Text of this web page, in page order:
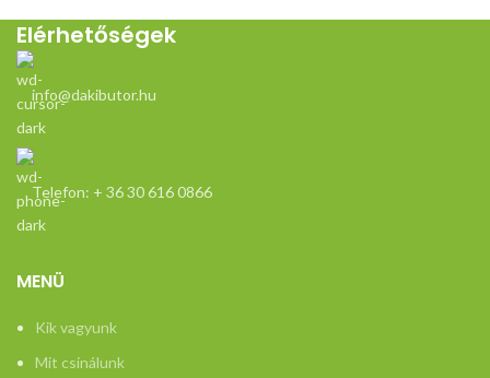
Elérhetőségek
info@dakibutor.hu
Telefon: + 36 30 616 0866
MENÜ
Kik vagyunk
Mit csinálunk